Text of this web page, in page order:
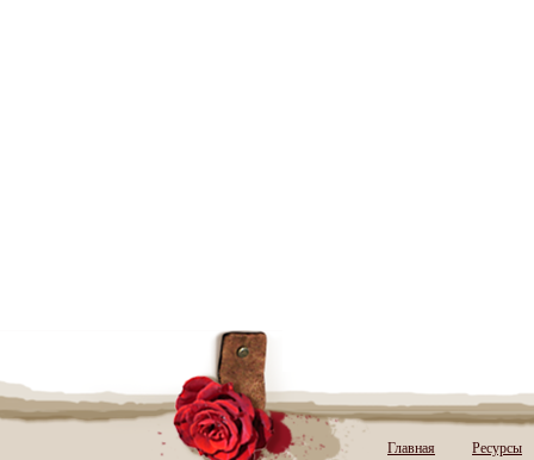
Главная Ресурсы